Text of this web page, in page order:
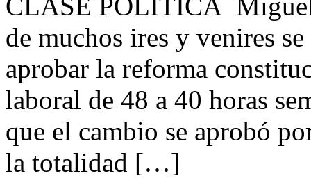
de muchos ires y venires
aprobar la reforma
laboral de 48 a 40 horas
que el cambio se aprobó
la totalidad […]